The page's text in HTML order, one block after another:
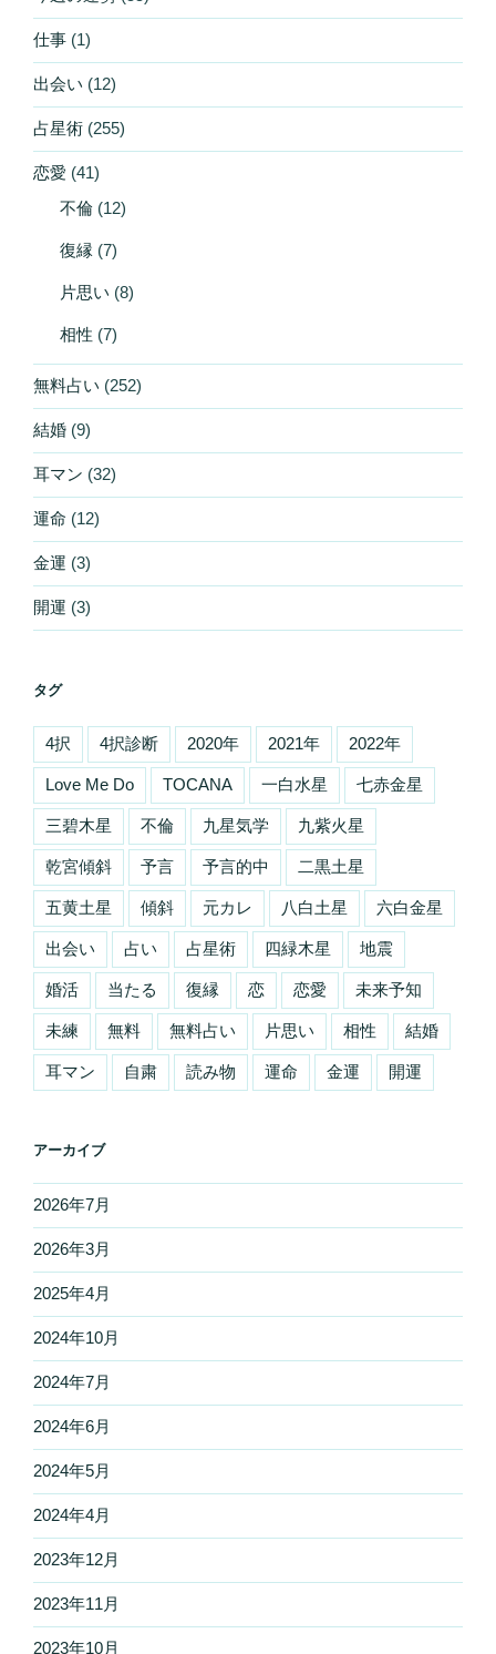
仕事 (1)
出会い (12)
占星術 (255)
恋愛 (41)
不倫 (12)
復縁 (7)
片思い (8)
相性 (7)
無料占い (252)
結婚 (9)
耳マン (32)
運命 (12)
金運 (3)
開運 (3)
タグ
4択 4択診断 2020年 2021年 2022年
Love Me Do TOCANA 一白水星 七赤金星
三碧木星 不倫 九星気学 九紫火星
乾宮傾斜 予言 予言的中 二黒土星
五黄土星 傾斜 元カレ 八白土星 六白金星
出会い 占い 占星術 四緑木星 地震
婚活 当たる 復縁 恋 恋愛 未来予知
未練 無料 無料占い 片思い 相性 結婚
耳マン 自粛 読み物 運命 金運 開運
アーカイブ
2026年7月
2026年3月
2025年4月
2024年10月
2024年7月
2024年6月
2024年5月
2024年4月
2023年12月
2023年11月
2023年10月